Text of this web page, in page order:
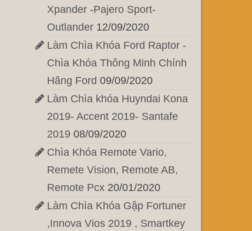
Xpander -Pajero Sport-
Outlander 12/09/2020
Làm Chìa Khóa Ford Raptor -
Chìa Khóa Thông Minh Chính
Hãng Ford 09/09/2020
Làm Chìa khóa Huyndai Kona
2019- Accent 2019- Santafe
2019 08/09/2020
Chìa Khóa Remote Vario,
Remete Vision, Remote AB,
Remote Pcx 20/01/2020
Làm Chìa Khóa Gập Fortuner
,Innova Vios 2019 , Smartkey